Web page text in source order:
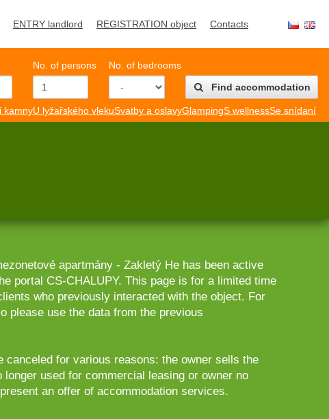
ENTRY landlord REGISTRATION object Contacts
No. of persons
No. of bedrooms
Find accommodation
kamnyU lyžařského vlekuSvatby a oslavyGlampingS wellnessSe snídaní
apartmány - Zakletý He has been active
portal CS-CHALUPY. This page is for a limited time
who previously interacted with the object. For
please use the data from the previous
canceled for various reasons: the owner sells the
longer used for commercial leasing or owner no
an offer of accommodation services.